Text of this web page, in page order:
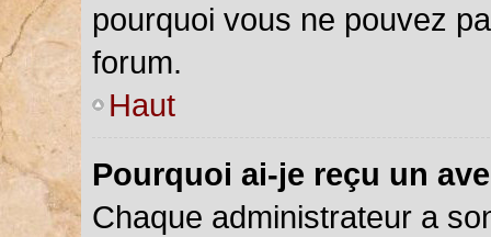
pourquoi vous ne pouvez
forum.
Haut
Pourquoi ai-je reçu un
Chaque administrateur a